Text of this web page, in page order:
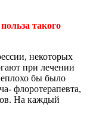
такого
некоторых
при лечении
бы было
флоротерапевта,
На каждый